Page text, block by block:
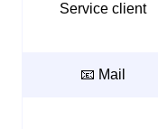
Service client
📧 Mail